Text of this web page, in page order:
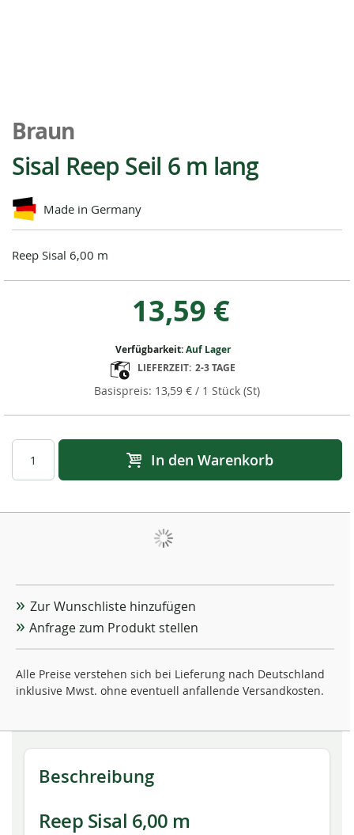
Anfang
der
Bildgalerie
springen
Braun
Sisal Reep Seil 6 m lang
Made in Germany
Reep Sisal 6,00 m
13,59 €
13,59 € / 1 Stück (St)
Verfügbarkeit:Auf Lager
LIEFERZEIT: 2-3 TAGE
In den Warenkorb
Zur Wunschliste hinzufügen
Anfrage zum Produkt stellen
Alle Preise verstehen sich bei Lieferung nach Deutschland
inklusive Mwst. ohne eventuell anfallende Versandkosten.
Beschreibung
Reep Sisal 6,00 m